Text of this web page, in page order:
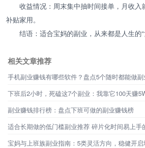
收益情况：周末集中抽时间接单，月收入
补贴家用。
结语：适合宝妈的副业，从来都是人生的“
相关文章推荐
手机副业赚钱有哪些软件？盘点5个随时都能做
下班后2小时，死磕这7个副业：我靠它100天赚
副业赚钱排行榜：盘点下班可做的副业赚钱榜
适合长期做的低门槛副业推荐 碎片化时间易上手
宝妈与上班族副业指南：5类灵活方向，稳健开